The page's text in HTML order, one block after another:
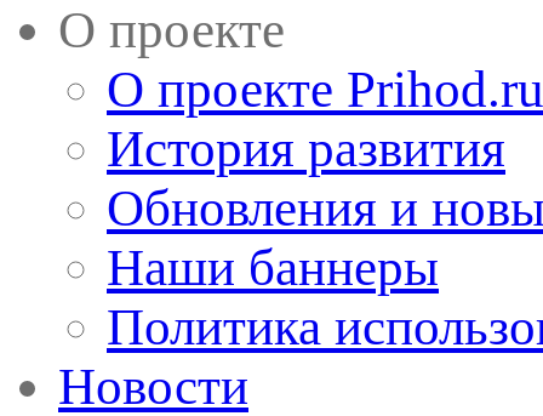
О проекте
О проекте Prihod.ru
История развития
Обновления и
Наши баннеры
Политика
Новости